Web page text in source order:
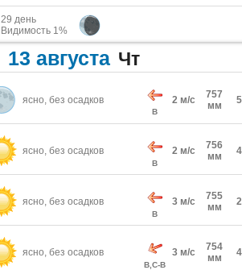
29 день
Видимость 1%
13 августа Чт
ясно, без осадков
В
2 м/с
757
мм
ясно, без осадков
В
2 м/с
756
мм
ясно, без осадков
В
3 м/с
755
мм
ясно, без осадков
В,С-В
3 м/с
754
мм